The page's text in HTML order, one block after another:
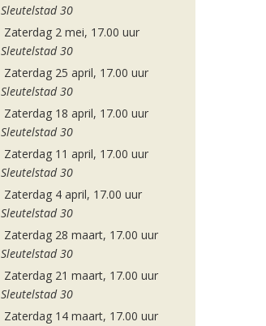
Sleutelstad 30
Zaterdag 2 mei, 17.00 uur
Sleutelstad 30
Zaterdag 25 april, 17.00 uur
Sleutelstad 30
Zaterdag 18 april, 17.00 uur
Sleutelstad 30
Zaterdag 11 april, 17.00 uur
Sleutelstad 30
Zaterdag 4 april, 17.00 uur
Sleutelstad 30
Zaterdag 28 maart, 17.00 uur
Sleutelstad 30
Zaterdag 21 maart, 17.00 uur
Sleutelstad 30
Zaterdag 14 maart, 17.00 uur